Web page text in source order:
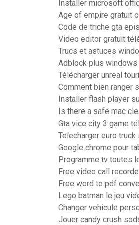
Installer microsoft
Age of empire gratuit
Code de triche gta
Video editor gratuit
Trucs et astuces
Adblock plus windows
Télécharger unreal
Comment bien ranger
Installer flash player
Is there a safe mac
Gta vice city 3 game
Telecharger euro
Google chrome pour
Programme tv toutes
Free video call
Free word to pdf
Lego batman le jeu
Changer vehicule
Jouer candy crush